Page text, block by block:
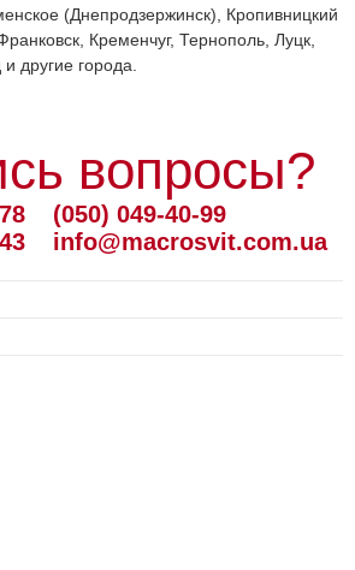
(Днепродзержинск), Кропивницкий
Кременчуг, Тернополь, Луцк,
другие города.
вопросы?
(050) 049-40-99
info@macrosvit.com.ua